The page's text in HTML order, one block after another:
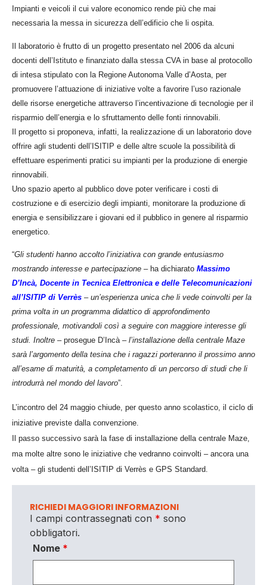
Impianti e veicoli il cui valore economico rende più che mai
necessaria la messa in sicurezza dell’edificio che li ospita.
Il laboratorio è frutto di un progetto presentato nel 2006 da alcuni
docenti dell’Istituto e finanziato dalla stessa CVA in base al protocollo
di intesa stipulato con la Regione Autonoma Valle d’Aosta, per
promuovere l’attuazione di iniziative volte a favorire l’uso razionale
delle risorse energetiche attraverso l’incentivazione di tecnologie per il
risparmio dell’energia e lo sfruttamento delle fonti rinnovabili.
Il progetto si proponeva, infatti, la realizzazione di un laboratorio dove
offrire agli studenti dell’ISITIP e delle altre scuole la possibilità di
effettuare esperimenti pratici su impianti per la produzione di energie
rinnovabili.
Uno spazio aperto al pubblico dove poter verificare i costi di
costruzione e di esercizio degli impianti, monitorare la produzione di
energia e sensibilizzare i giovani ed il pubblico in genere al risparmio
energetico.
“Gli studenti hanno accolto l’iniziativa con grande entusiasmo
mostrando interesse e partecipazione – ha dichiarato Massimo
D’Incà, Docente in Tecnica Elettronica e delle Telecomunicazioni
all’ISITIP di Verrès – un’esperienza unica che li vede coinvolti per la
prima volta in un programma didattico di approfondimento
professionale, motivandoli così a seguire con maggiore interesse gli
studi. Inoltre – prosegue D’Incà – l’installazione della centrale Maze
sarà l’argomento della tesina che i ragazzi porteranno il prossimo anno
all’esame di maturità, a completamento di un percorso di studi che li
introdurrà nel mondo del lavoro”.
L’incontro del 24 maggio chiude, per questo anno scolastico, il ciclo di
iniziative previste dalla convenzione.
Il passo successivo sarà la fase di installazione della centrale Maze,
ma molte altre sono le iniziative che vedranno coinvolti – ancora una
volta – gli studenti dell’ISITIP di Verrès e GPS Standard.
RICHIEDI MAGGIORI INFORMAZIONI
I campi contrassegnati con * sono
obbligatori.
Nome *